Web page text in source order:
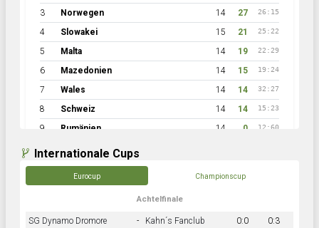
3 Norwegen 14 27 26:15
4 Slowakei 15 21 25:22
5 Malta 14 19 22:29
6 Mazedonien 14 15 19:24
7 Wales 14 14 32:27
8 Schweiz 14 14 15:23
9 Rumänien 14 0 12:60
Internationale Cups
Eurocup Championscup
Achtelfinale
SG Dynamo Dromore - Kahn´s Fanclub 0:0 0:3